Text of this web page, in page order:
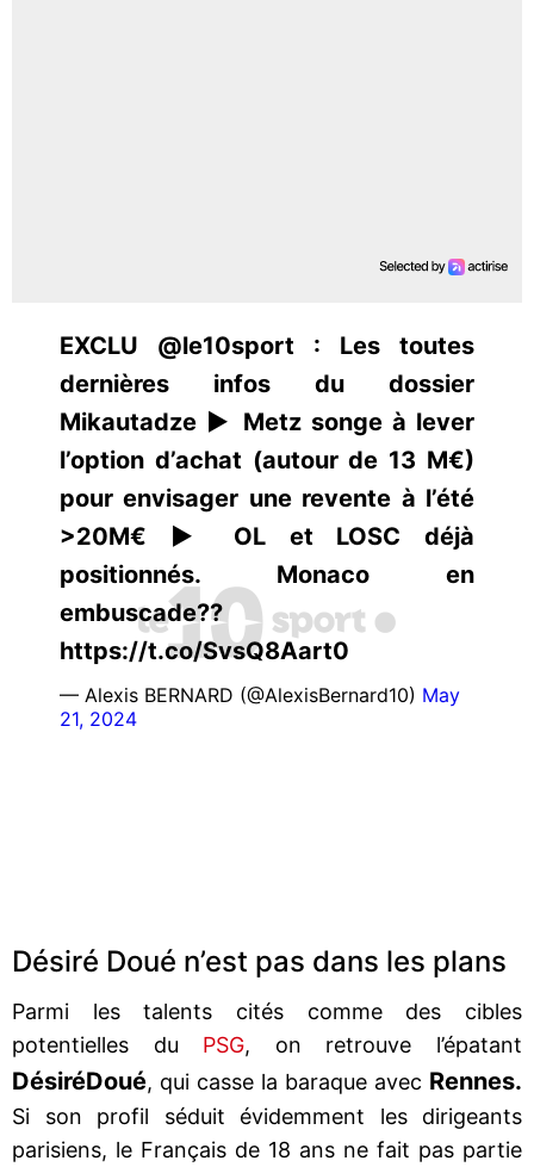
EXCLU @le10sport : Les toutes
dernières infos du dossier
Mikautadze ▶️ Metz songe à lever
l’option d’achat (autour de 13 M€)
pour envisager une revente à l’été
>20M€ ▶️ OL et LOSC déjà
positionnés. Monaco en
embuscade??
https://t.co/SvsQ8Aart0
— Alexis BERNARD (@AlexisBernard10) May
21, 2024
Désiré Doué n’est pas dans les plans
Parmi les talents cités comme des cibles
potentielles du PSG, on retrouve l’épatant
DésiréDoué, qui casse la baraque avec Rennes.
Si son profil séduit évidemment les dirigeants
parisiens, le Français de 18 ans ne fait pas partie